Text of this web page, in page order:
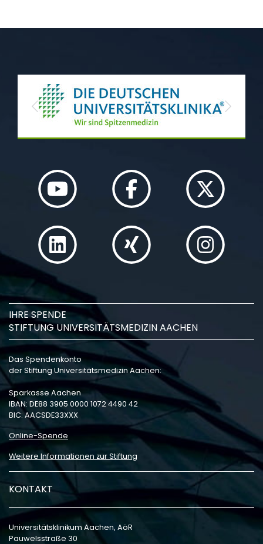
Previous Next
IHRE SPENDE
STIFTUNG UNIVERSITÄTSMEDIZIN AACHEN
Das Spendenkonto
der Stiftung Universitätsmedizin Aachen:
Sparkasse Aachen
IBAN: DE88 3905 0000 1072 4490 42
BIC: AACSDE33XXX
Online-Spende
Weitere Informationen zur Stiftung
KONTAKT
Universitätsklinikum Aachen, AöR
Pauwelsstraße 30